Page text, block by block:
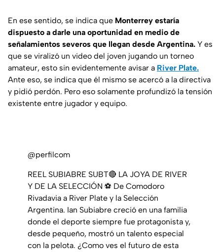
En ese sentido, se indica que Monterrey estaría
dispuesto a darle una oportunidad en medio de
señalamientos severos que llegan desde Argentina. Y es
que se viralizó un video del joven jugando un torneo
amateur, esto sin evidentemente avisar a River Plate.
Ante eso, se indica que él mismo se acercó a la directiva
y pidió perdón. Pero eso solamente profundizó la tensión
existente entre jugador y equipo.
@perfilcom
REEL SUBIABRE SUBT🔴 LA JOYA DE RIVER
Y DE LA SELECCIÓN ⚽ De Comodoro
Rivadavia a River Plate y la Selección
Argentina. Ian Subiabre creció en una familia
donde el deporte siempre fue protagonista y,
desde pequeño, mostró un talento especial
con la pelota. ¿Como ves el futuro de esta